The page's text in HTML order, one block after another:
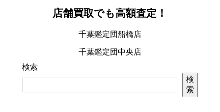
店舗買取でも高額査定！
千葉鑑定団船橋店
千葉鑑定団中央店
検索
検
索